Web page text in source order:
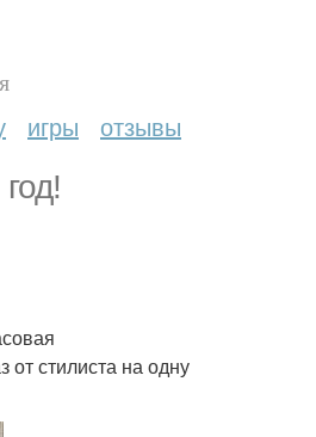
игры отзывы
стилиста на одну